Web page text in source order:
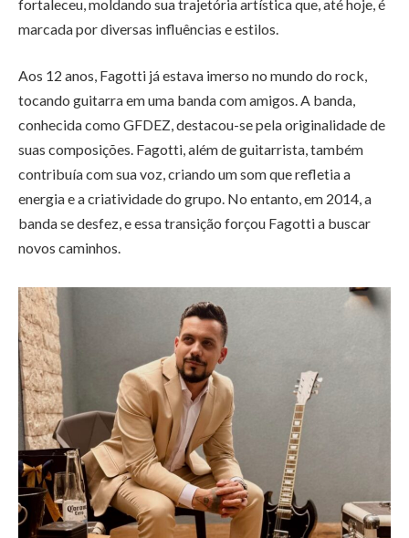
fortaleceu, moldando sua trajetória artística que, até hoje, é
marcada por diversas influências e estilos.
Aos 12 anos, Fagotti já estava imerso no mundo do rock,
tocando guitarra em uma banda com amigos. A banda,
conhecida como GFDEZ, destacou-se pela originalidade de
suas composições. Fagotti, além de guitarrista, também
contribuía com sua voz, criando um som que refletia a
energia e a criatividade do grupo. No entanto, em 2014, a
banda se desfez, e essa transição forçou Fagotti a buscar
novos caminhos.